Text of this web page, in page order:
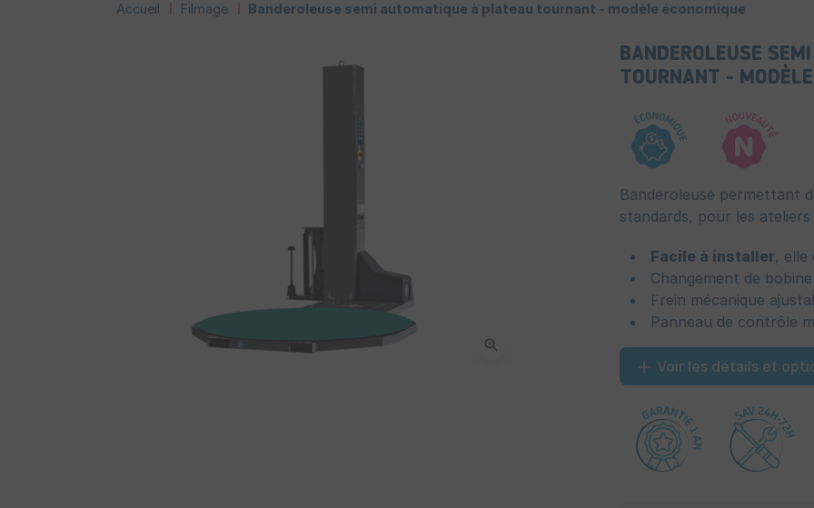
Accueil Filmage Banderoleuse semi automatique à plateau tournant - modèle économique
zoom_in
BANDEROLEUSE
TOURNANT -
Banderoleuse permettant
standards, pour les
Facile à installer,
Changement de bobine
Frein mécanique
Panneau de contrôle
Voir les détails et